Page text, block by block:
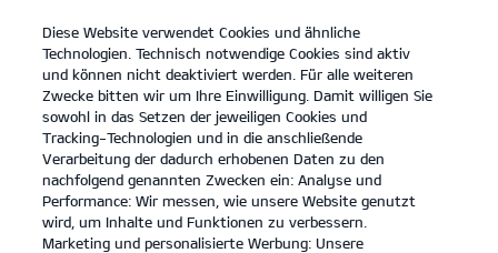
open
menu
KONTAKT
Entdecken
... ENTDECKEN
Diese Website verwendet Cookies und ähnliche
Technologien. Technisch notwendige Cookies sind aktiv
und können nicht deaktiviert werden. Für alle weiteren
Zwecke bitten wir um Ihre Einwilligung. Damit willigen Sie
sowohl in das Setzen der jeweiligen Cookies und
Tracking-Technologien und in die anschließende
Verarbeitung der dadurch erhobenen Daten zu den
nachfolgend genannten Zwecken ein: Analyse und
Performance: Wir messen, wie unsere Website genutzt
wird, um Inhalte und Funktionen zu verbessern.
Marketing und personalisierte Werbung: Unsere